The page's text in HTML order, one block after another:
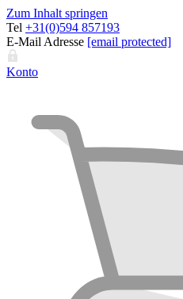
Zum Inhalt springen
Tel +31(0)594 857193
E-Mail Adresse [email protected]
Konto